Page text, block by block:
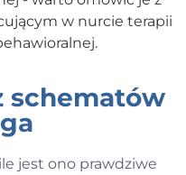
w nurcie terapii
schematów
jest ono prawdziwe